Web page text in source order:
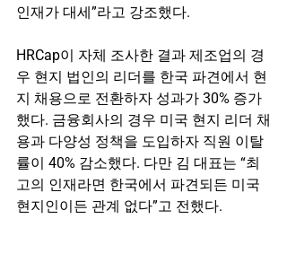
인재가 대세”라고 강조했다.
HRCap이 자체 조사한 결과 제조업의 경
우 현지 법인의 리더를 한국 파견에서 현
지 채용으로 전환하자 성과가 30% 증가
했다. 금융회사의 경우 미국 현지 리더 채
용과 다양성 정책을 도입하자 직원 이탈
률이 40% 감소했다. 다만 김 대표는 “최
고의 인재라면 한국에서 파견되든 미국
현지인이든 관계 없다”고 전했다.